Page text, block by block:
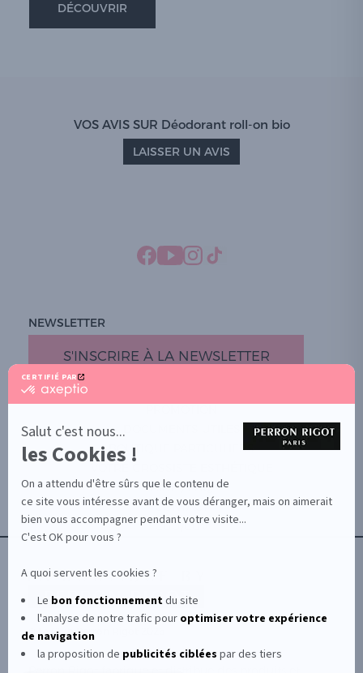
CERTIFIÉ PAR
certifié
En
savoir
plus
sur
Axeptio
Salut c'est nous...
les Cookies !
On a attendu d'être sûrs que le contenu de
ce site vous intéresse avant de vous déranger, mais on aimerait
bien vous accompagner pendant votre visite...
C'est OK pour vous ?
A quoi servent les cookies ?
Le bon fonctionnementdu site
l'analyse de notre trafic pour optimiservotre expérience
de navigation
la proposition de publicités ciblées par des tiers
DÉCOUVRIR
VOS AVIS SUR Déodorant roll-on bio
LAISSER UN AVIS
NEWSLETTER
S'INSCRIRE À LA NEWSLETTER
BOUTIQUE PARTICULIERS
AIDE / FAQ
CONTACT
CGU/CGV
© Le Club Perron Rigot 2026